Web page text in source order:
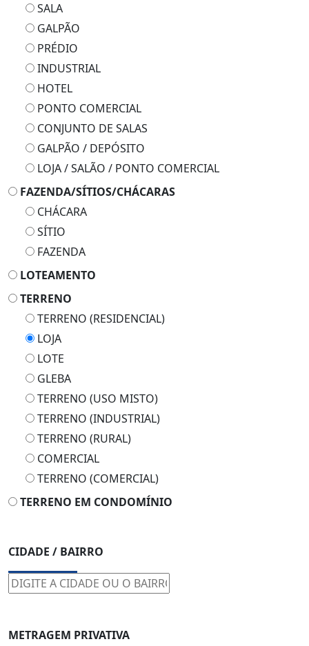
SALA
GALPÃO
PRÉDIO
INDUSTRIAL
HOTEL
PONTO COMERCIAL
CONJUNTO DE SALAS
GALPÃO / DEPÓSITO
LOJA / SALÃO / PONTO COMERCIAL
FAZENDA/SÍTIOS/CHÁCARAS
CHÁCARA
SÍTIO
FAZENDA
LOTEAMENTO
TERRENO
TERRENO (RESIDENCIAL)
LOJA
LOTE
GLEBA
TERRENO (USO MISTO)
TERRENO (INDUSTRIAL)
TERRENO (RURAL)
COMERCIAL
TERRENO (COMERCIAL)
TERRENO EM CONDOMÍNIO
CIDADE / BAIRRO
METRAGEM PRIVATIVA